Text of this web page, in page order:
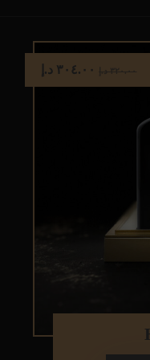
٣٢٠.٠٠ د.إ ٣٠٤.٠٠ د.إ